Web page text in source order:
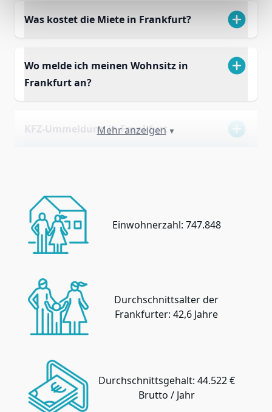
Was kostet die Miete in Frankfurt?
Wo melde ich meinen Wohnsitz in
Frankfurt an?
KFZ-Ummeldung in Frankfurt
Mehr anzeigen▼
Einwohnerzahl: 747.848
Durchschnittsalter der
Frankfurter: 42,6 Jahre
Durchschnittsgehalt: 44.522 €
Brutto / Jahr